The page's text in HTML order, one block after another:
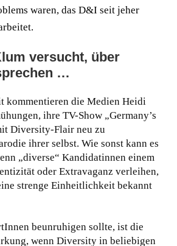
waren, das D&I seit jeher
versucht, über
…
kommentieren die Medien Heidi
ihre TV-Show „Germany’s
Diversity-Flair neu zu
ihrer selbst. Wie sonst kann es
„diverse“ Kandidatinnen einem
oder Extravaganz verleihen,
strenge Einheitlichkeit bekannt
beunruhigen sollte, ist die
wenn Diversity in beliebigen